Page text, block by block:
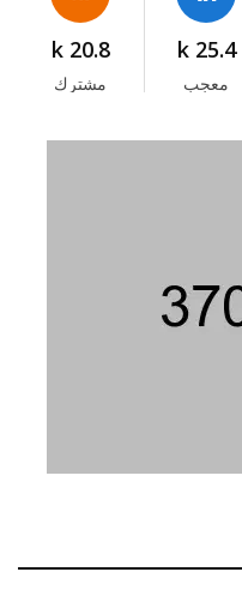
25.4 k
معجب
20.8 k
مشترك